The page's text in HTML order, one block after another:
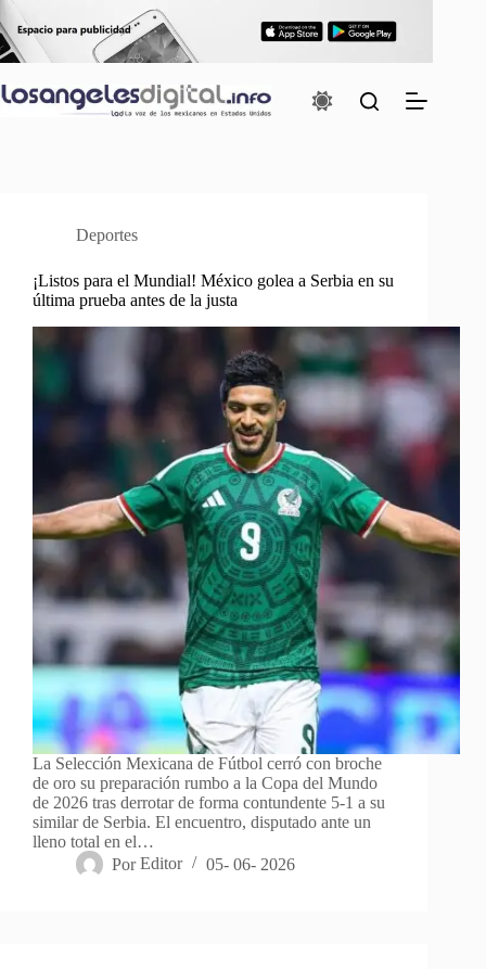
al
contenido
Deportes
¡Listos para el Mundial! México golea a Serbia en su
última prueba antes de la justa
La Selección Mexicana de Fútbol cerró con broche
de oro su preparación rumbo a la Copa del Mundo
de 2026 tras derrotar de forma contundente 5-1 a su
similar de Serbia. El encuentro, disputado ante un
lleno total en el…
Por Editor 05- 06- 2026